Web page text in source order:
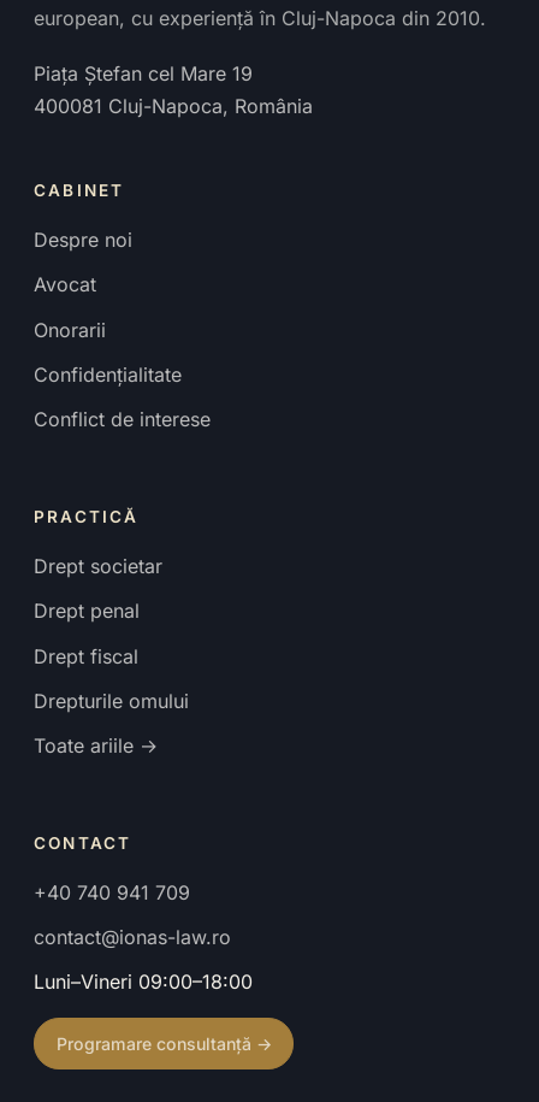
european, cu experiență în Cluj-Napoca din 2010.
Piața Ștefan cel Mare 19
400081 Cluj-Napoca, România
CABINET
Despre noi
Avocat
Onorarii
Confidențialitate
Conflict de interese
PRACTICĂ
Drept societar
Drept penal
Drept fiscal
Drepturile omului
Toate ariile →
CONTACT
+40 740 941 709
contact@ionas-law.ro
Luni–Vineri 09:00–18:00
Programare consultanță →